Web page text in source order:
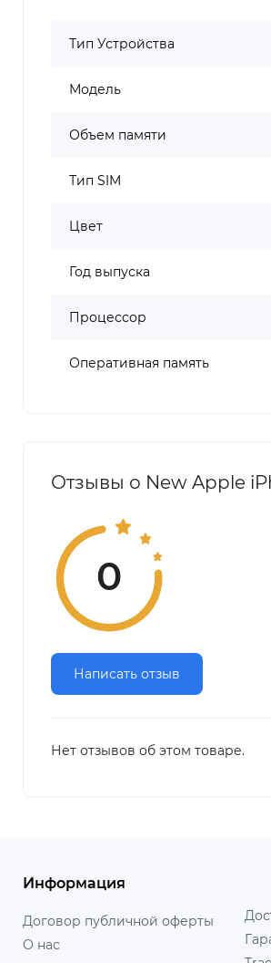
Тип Устройства
Модель
Объем памяти
Тип SIM
Цвет
Год выпуска
Процессор
Оперативная память
Отзывы о New Apple
0
Написать отзыв
Нет отзывов об этом товаре.
Информация
Договор публичной оферты
О нас